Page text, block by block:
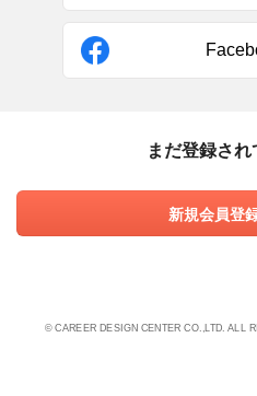
まだ登録さ
新規会員登
© CAREER DESIGN CENTER CO.,LTD. ALL